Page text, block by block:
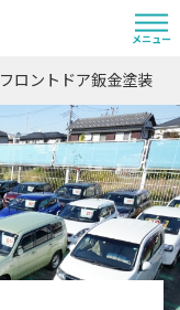
フロントドア鈑金塗装